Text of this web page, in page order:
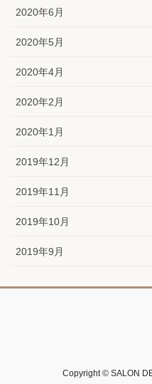
2020年6月
2020年5月
2020年4月
2020年2月
2020年1月
2019年12月
2019年11月
2019年10月
2019年9月
Copyright © SALON